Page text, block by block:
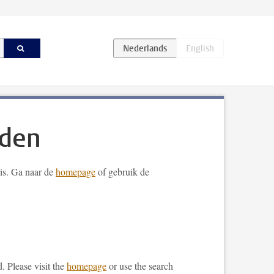
Ga naar dehomepageof gebruik de
Please visit thehomepageor use the search